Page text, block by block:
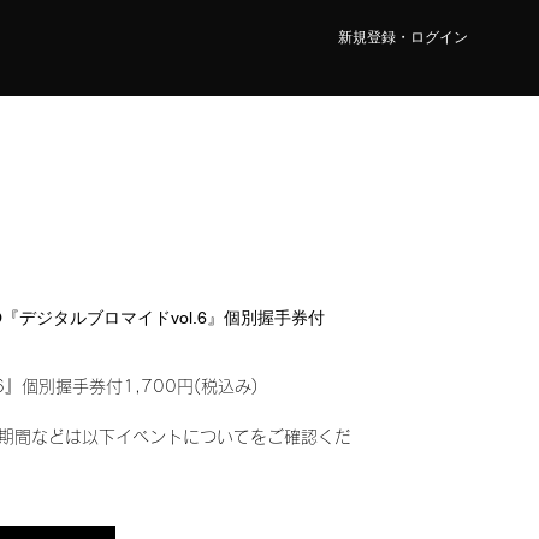
新規登録・ログイン
デジタルブロマイドvol.6』個別握手券付
』個別握手券付1,700円(税込み)
間などは以下イベントについてをご確認くだ